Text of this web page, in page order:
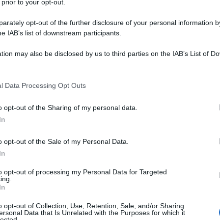
to your opt-out.
opt-out of the further disclosure of your personal information
IAB’s list of downstream participants.
may also be disclosed by us to third parties on the IAB’s List of
including but not limited to your visit or usage behaviour. You may click
to Google and its third-party tags to use your data for below specified
consent section.
Data Processing Opt Outs
opt-out of the Sharing of my personal data.
opt-out of the Sale of my Personal Data.
opt-out of processing my Personal Data for Targeted
opt-out of Collection, Use, Retention, Sale, and/or Sharing
Data that Is Unrelated with the Purposes for which it
per millenni con i suoi ospiti abituali, forse
volatori succhiatori di nettare (anche se non se
lì nel folto della foresta per chissà quanto
virus è uscito dalla sua area originaria per
seguendo la via inversa della
villaggio lungo le arterie artificiali tracciate da
A questo vanno aggiunti eserciti di guerriglieri
bush meat
(carne di foresta, che
pipistrelli) e i profughi in fuga dai villaggi verso
potenziali nuovi ospiti.